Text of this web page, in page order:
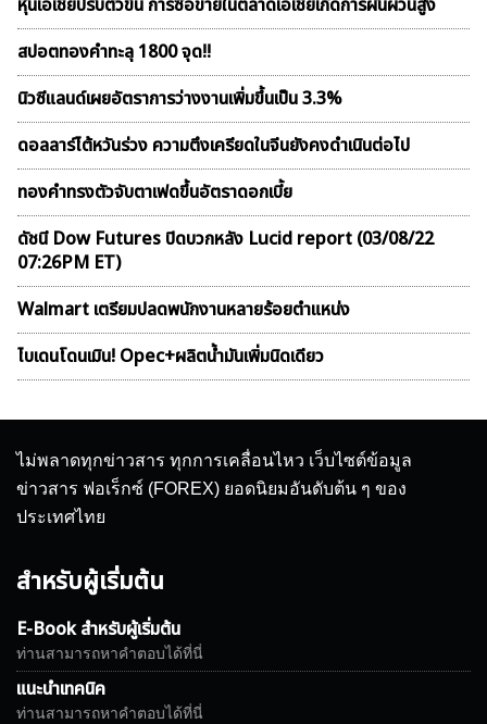
หุ้นเอเชียปรับตัวขึ้น การซื้อขายในตลาดเอเชียเกิดการผันผวนสูง
สปอตทองคำทะลุ 1800 จุด!!
นิวซีแลนด์เผยอัตราการว่างงานเพิ่มขึ้นเป็น 3.3%
ดอลลาร์ไต้หวันร่วง ความตึงเครียดในจีนยังคงดำเนินต่อไป
ทองคำทรงตัวจับตาเฟดขึ้นอัตราดอกเบี้ย
ดัชนี Dow Futures ปิดบวกหลัง Lucid report (03/08/22
07:26PM ET)
Walmart เตรียมปลดพนักงานหลายร้อยตำแหน่ง
ไบเดนโดนเมิน! Opec+ผลิตน้ำมันเพิ่มนิดเดียว
ไม่พลาดทุกข่าวสาร ทุกการเคลื่อนไหว เว็บไซต์ข้อมูล
ข่าวสาร ฟอเร็กซ์ (FOREX) ยอดนิยมอันดับต้น ๆ ของ
ประเทศไทย
สำหรับผู้เริ่มต้น
E-Book สำหรับผู้เริ่มต้น
ท่านสามารถหาคำตอบได้ที่นี่
แนะนำเทคนิค
ท่านสามารถหาคำตอบได้ที่นี่